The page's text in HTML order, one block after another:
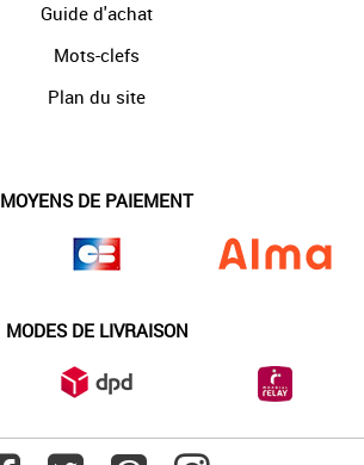
Guide d'achat
Mots-clefs
Plan du site
MOYENS DE PAIEMENT
MODES DE LIVRAISON